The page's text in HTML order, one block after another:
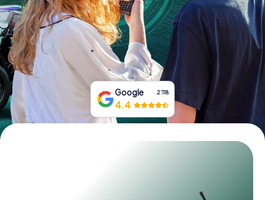
Tickets buchen
Gutscheine bestellen
Google 2‘118
4.4